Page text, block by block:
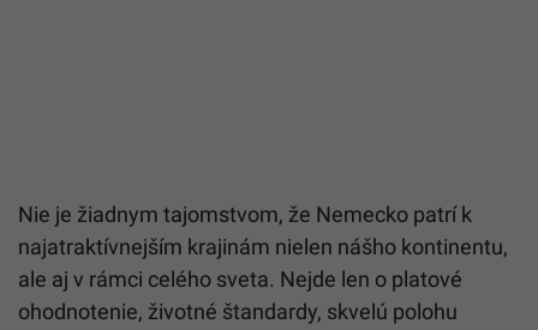
Nie je žiadnym tajomstvom, že Nemecko patrí k
najatraktívnejším krajinám nielen nášho kontinentu,
ale aj v rámci celého sveta. Nejde len o platové
ohodnotenie, životné štandardy, skvelú polohu